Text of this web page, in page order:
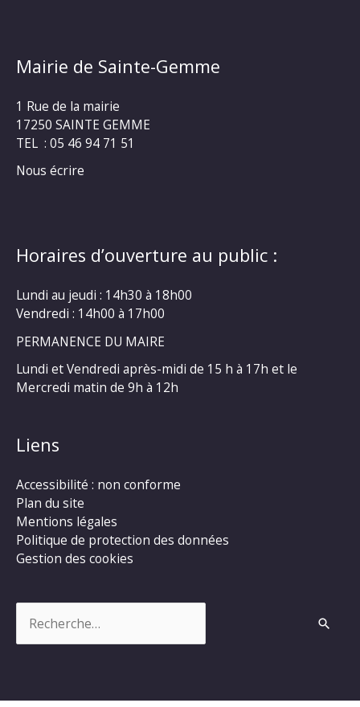
Mairie de Sainte-Gemme
1 Rue de la mairie
17250 SAINTE GEMME
TEL : 05 46 94 71 51
Nous écrire
Horaires d’ouverture au public :
Lundi au jeudi : 14h30 à 18h00
Vendredi : 14h00 à 17h00
PERMANENCE DU MAIRE
Lundi et Vendredi après-midi de 15 h à 17h et le
Mercredi matin de 9h à 12h
Liens
Accessibilité : non conforme
Plan du site
Mentions légales
Politique de protection des données
Gestion des cookies